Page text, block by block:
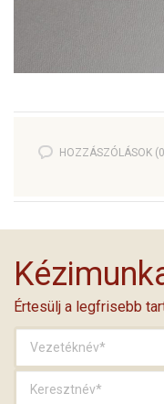
HOZZÁSZÓLÁSOK
Értesülj a legfrisebb